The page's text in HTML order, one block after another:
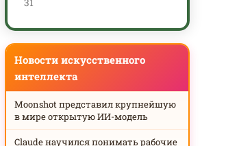
Новости искусственного
интеллекта
Moonshot представил крупнейшую
в мире открытую ИИ-модель
Claude научился понимать рабочие